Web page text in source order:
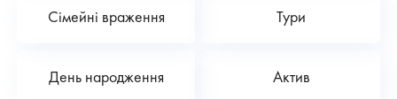
Сімейні враження Тури
День народження Актив